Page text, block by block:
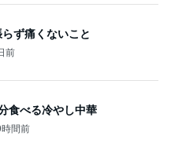
ず痛くないこと
前
食べる冷やし中華
時間前